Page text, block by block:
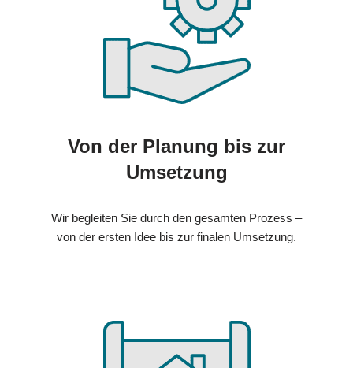
Von der Planung bis zur
Umsetzung
Wir begleiten Sie durch den gesamten Prozess –
von der ersten Idee bis zur finalen Umsetzung.